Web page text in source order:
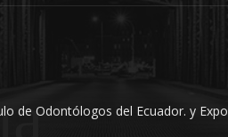
de Odontólogos del Ecuador. y Expo